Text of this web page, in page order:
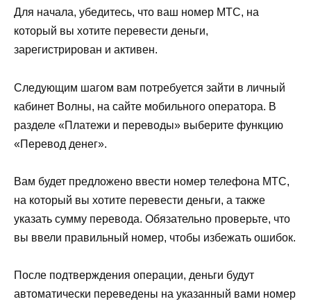
Для начала, убедитесь, что ваш номер МТС, на
который вы хотите перевести деньги,
зарегистрирован и активен.
Следующим шагом вам потребуется зайти в личный
кабинет Волны, на сайте мобильного оператора. В
разделе «Платежи и переводы» выберите функцию
«Перевод денег».
Вам будет предложено ввести номер телефона МТС,
на который вы хотите перевести деньги, а также
указать сумму перевода. Обязательно проверьте, что
вы ввели правильный номер, чтобы избежать ошибок.
После подтверждения операции, деньги будут
автоматически переведены на указанный вами номер